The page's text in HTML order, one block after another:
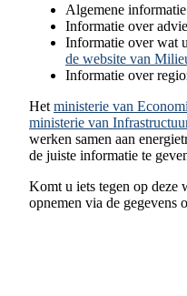
Algemene
Informatie over
Informatie over wat
de website van
Informatie over
Het ministerie van
ministerie van
werken samen aan
de juiste informatie te
Komt u iets tegen op deze
opnemen via de gegevens